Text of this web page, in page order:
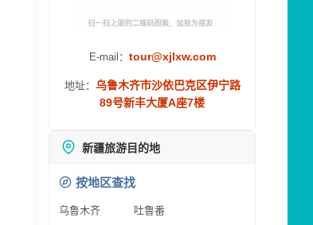
E-mail： tour@xjlxw.com
地址： 乌鲁木齐市沙依巴克区伊宁路
89号新丰大厦A座7楼
新疆旅游目的地
按地区查找
乌鲁木齐
吐鲁番